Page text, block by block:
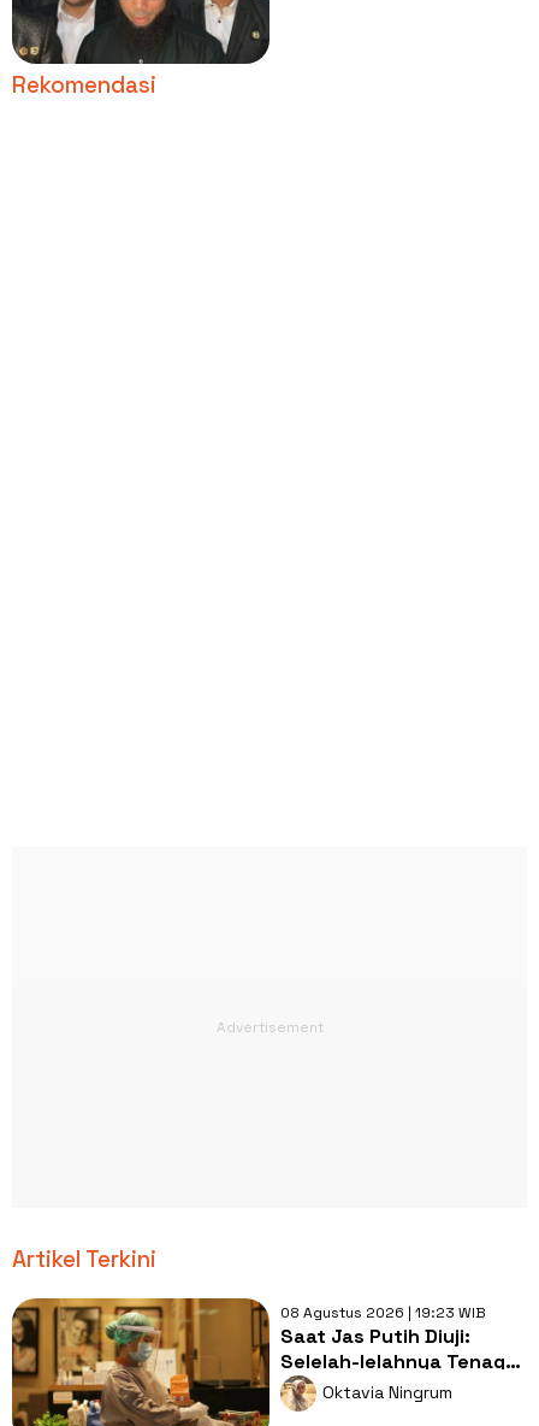
Rekomendasi
Artikel Terkini
08 Agustus 2026 | 19:23 WIB
Saat Jas Putih Diuji:
Selelah-lelahnya Tenaga
Kesehatan, Tetap Lebih
Melelahkan Jadi Pasien
Oktavia Ningrum